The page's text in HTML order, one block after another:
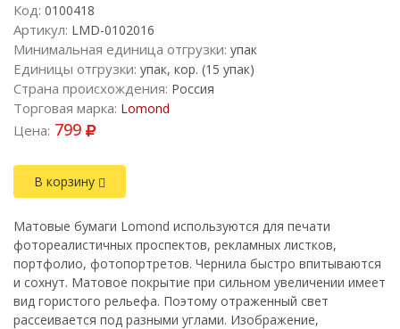
Код: 0100418
Артикул: LMD-0102016
Минимальная единица отгрузки: упак
Единицы отгрузки: упак, кор. (15 упак)
Страна происхождения: Россия
Торговая марка: Lomond
Цена: 799
В корзину
Матовые бумаги Lomond используются для печати
фотореалистичных проспектов, рекламных листков,
портфолио, фотопортретов. Чернила быстро впитываются
и сохнут. Матовое покрытие при сильном увеличении имеет
вид гористого рельефа. Поэтому отраженный свет
рассеивается под разными углами. Изображение,